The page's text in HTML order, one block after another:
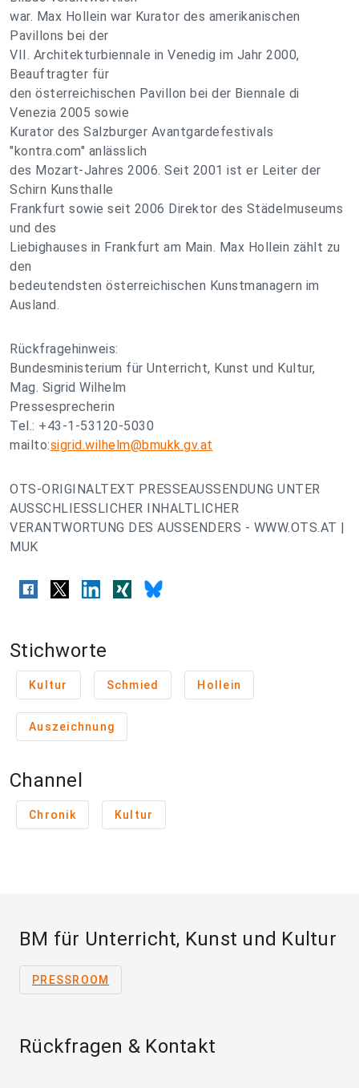
war. Max Hollein war Kurator des amerikanischen
Pavillons bei der
VII. Architekturbiennale in Venedig im Jahr 2000,
Beauftragter für
den österreichischen Pavillon bei der Biennale di
Venezia 2005 sowie
Kurator des Salzburger Avantgardefestivals
"kontra.com" anlässlich
des Mozart-Jahres 2006. Seit 2001 ist er Leiter der
Schirn Kunsthalle
Frankfurt sowie seit 2006 Direktor des Städelmuseums
und des
Liebighauses in Frankfurt am Main. Max Hollein zählt zu
den
bedeutendsten österreichischen Kunstmanagern im
Ausland.
Rückfragehinweis:
Bundesministerium für Unterricht, Kunst und Kultur,
Mag. Sigrid Wilhelm
Pressesprecherin
Tel.: +43-1-53120-5030
mailto:sigrid.wilhelm@bmukk.gv.at
OTS-ORIGINALTEXT PRESSEAUSSENDUNG UNTER
AUSSCHLIESSLICHER INHALTLICHER
VERANTWORTUNG DES AUSSENDERS - WWW.OTS.AT |
MUK
Stichworte
Kultur Schmied Hollein
Auszeichnung
Channel
Chronik Kultur
BM für Unterricht, Kunst und Kultur
PRESSROOM
Rückfragen & Kontakt